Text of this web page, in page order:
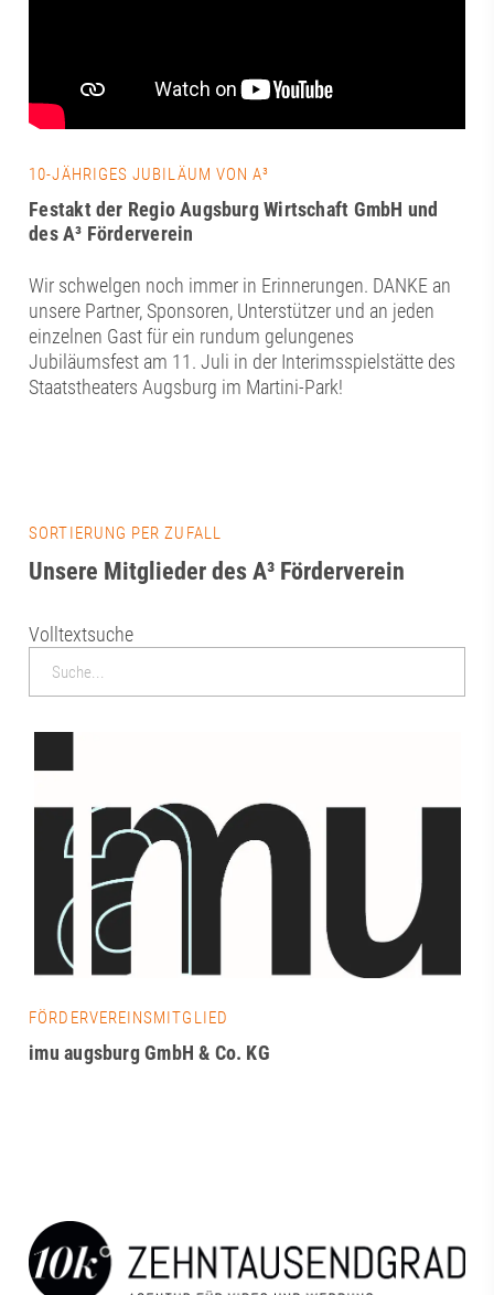
10-JÄHRIGES JUBILÄUM VON A³
Festakt der Regio Augsburg Wirtschaft GmbH und
des A³ Förderverein
Wir schwelgen noch immer in Erinnerungen. DANKE an
unsere Partner, Sponsoren, Unterstützer und an jeden
einzelnen Gast für ein rundum gelungenes
Jubiläumsfest am 11. Juli in der Interimsspielstätte des
Staatstheaters Augsburg im Martini-Park!
SORTIERUNG PER ZUFALL
Unsere Mitglieder des A³ Förderverein
Volltextsuche
FÖRDERVEREINSMITGLIED
imu augsburg GmbH & Co. KG